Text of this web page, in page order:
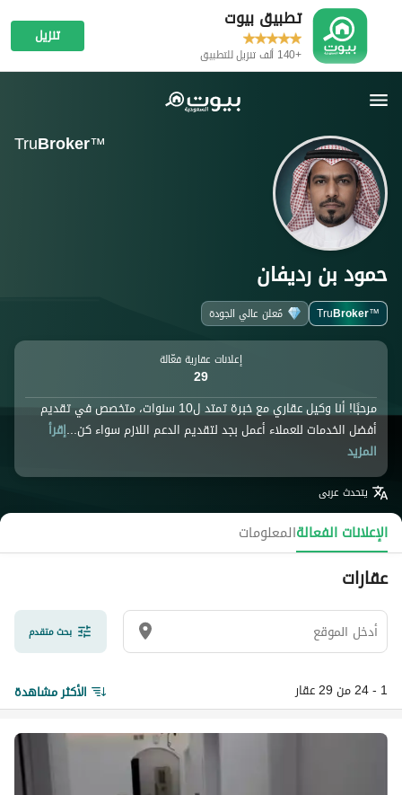
تطبيق بيوت
+140 ألف تنزيل للتطبيق
تنزيل
حمود بن رديفان
TruBroker™ مُعلن عالي الجودة
TruBroker™
إعلانات عقارية فعّالة
29
مرحبًا! أنا وكيل عقاري مع خبرة تمتد ل10 سنوات، متخصص في تقديم
أفضل الخدمات للعملاء أعمل بجد لتقديم الدعم اللازم سواء كن...إقرأ
المزيد
يتحدث عربى
الإعلانات الفعالةالمعلومات
عقارات
بحث متقدم
1 - 24 من 29 عقار الأكثر مشاهدة